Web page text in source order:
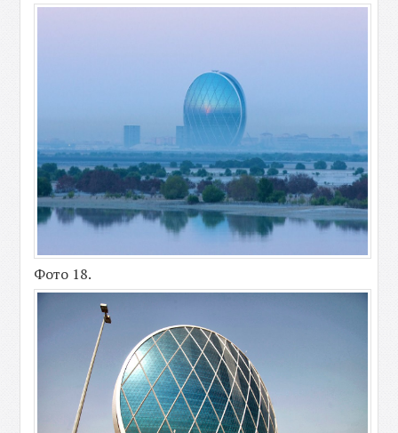
Фото 18.